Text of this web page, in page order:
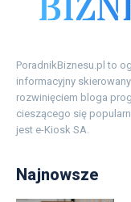
PoradnikBiznesu.pl to
informacyjny
rozwinięciem bloga
cieszącego się
jest e-Kiosk SA.
Najnowsze